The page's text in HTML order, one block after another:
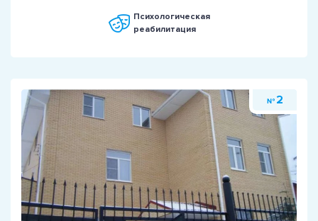
Психологическая
реабилитация
№ 2